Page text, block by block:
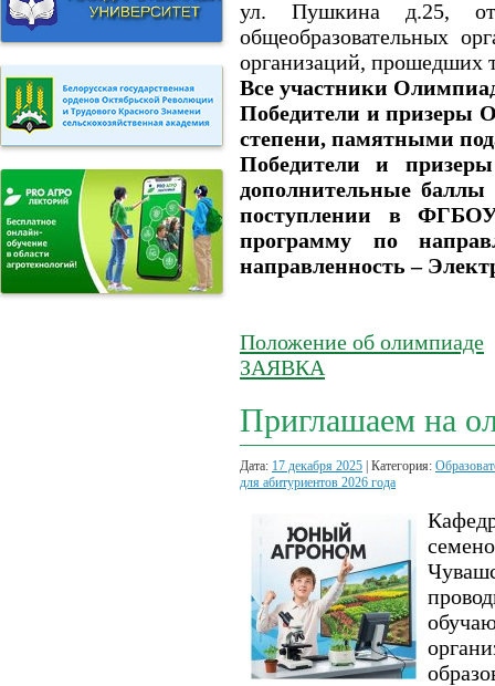
ул. Пушкина д.25,
общеобразовательных
организаций, прошедших
Все участники
Победители и призеры
степени, памятными
Победители и
дополнительные
поступлении в
программу по
направленность –
Положение об олимпиаде
ЗАЯВКА
Приглашаем на
Дата: 17 декабря 2025 | Категория:
для абитуриентов 2026 года